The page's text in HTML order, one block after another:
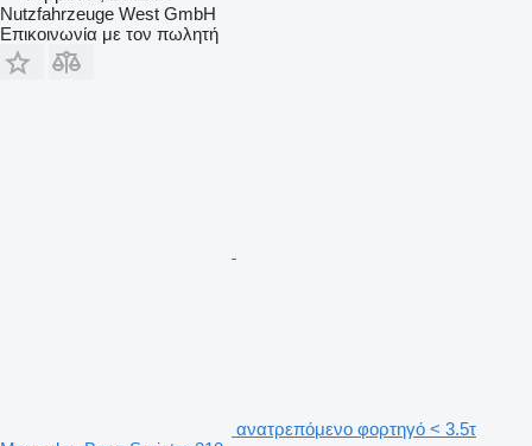
Nutzfahrzeuge West GmbH
Επικοινωνία με τον πωλητή
ανατρεπόμενο φορτηγό < 3.5τ